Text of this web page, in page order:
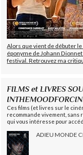
Alors que vient de débuter
éponyme de Johann
festival. Retrouvez ma
FILMS et LIVRES
Ces films (et livres sur le
recommande vivement, sans
qui vous intéresse pour
ADIEU MONDE